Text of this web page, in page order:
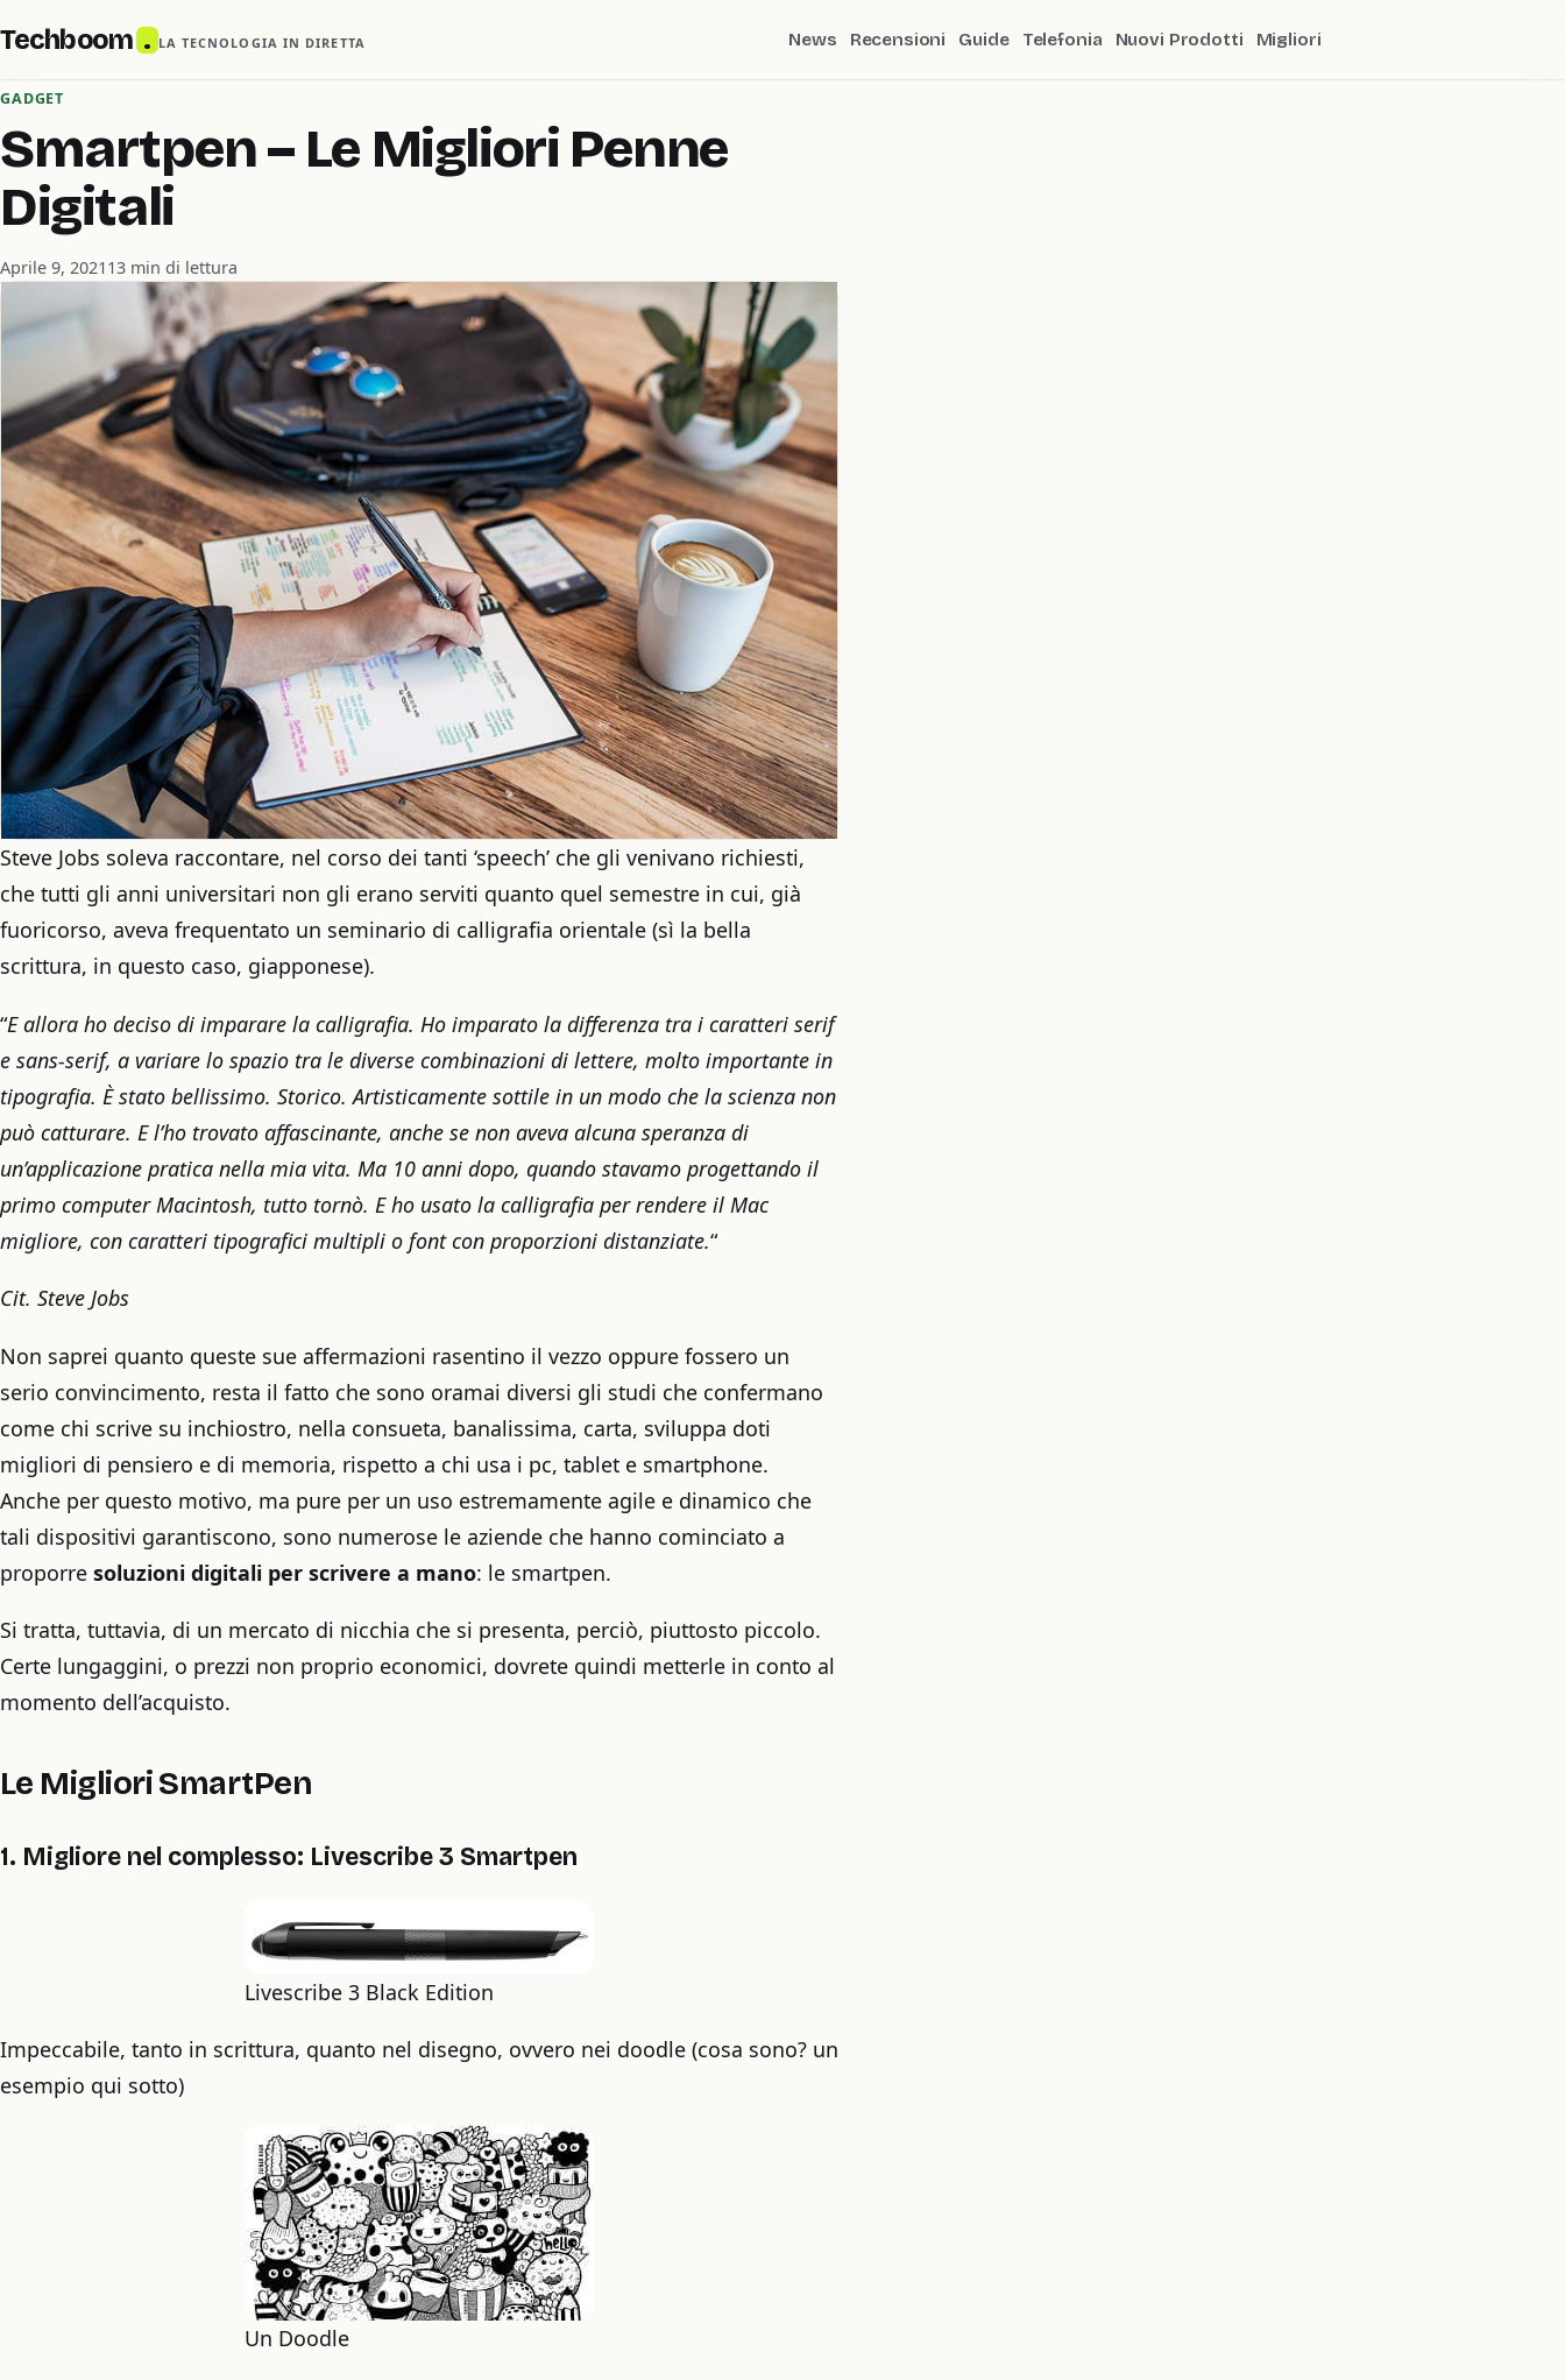
Techboom . LA TECNOLOGIA IN DIRETTA News Recensioni Guide Telefonia Nuovi Prodotti Migliori
GADGET
Smartpen – Le Migliori Penne
Digitali
Aprile 9, 2021 13 min di lettura
Steve Jobs soleva raccontare, nel corso dei tanti ‘speech’ che gli venivano richiesti,
che tutti gli anni universitari non gli erano serviti quanto quel semestre in cui, già
fuoricorso, aveva frequentato un seminario di calligrafia orientale (sì la bella
scrittura, in questo caso, giapponese).
“E allora ho deciso di imparare la calligrafia. Ho imparato la differenza tra i caratteri serif
e sans-serif, a variare lo spazio tra le diverse combinazioni di lettere, molto importante in
tipografia. È stato bellissimo. Storico. Artisticamente sottile in un modo che la scienza non
può catturare. E l’ho trovato affascinante, anche se non aveva alcuna speranza di
un’applicazione pratica nella mia vita. Ma 10 anni dopo, quando stavamo progettando il
primo computer Macintosh, tutto tornò. E ho usato la calligrafia per rendere il Mac
migliore, con caratteri tipografici multipli o font con proporzioni distanziate.“
Cit. Steve Jobs
Non saprei quanto queste sue affermazioni rasentino il vezzo oppure fossero un
serio convincimento, resta il fatto che sono oramai diversi gli studi che confermano
come chi scrive su inchiostro, nella consueta, banalissima, carta, sviluppa doti
migliori di pensiero e di memoria, rispetto a chi usa i pc, tablet e smartphone.
Anche per questo motivo, ma pure per un uso estremamente agile e dinamico che
tali dispositivi garantiscono, sono numerose le aziende che hanno cominciato a
proporre soluzioni digitali per scrivere a mano: le smartpen.
Si tratta, tuttavia, di un mercato di nicchia che si presenta, perciò, piuttosto piccolo.
Certe lungaggini, o prezzi non proprio economici, dovrete quindi metterle in conto al
momento dell’acquisto.
Le Migliori SmartPen
1. Migliore nel complesso: Livescribe 3 Smartpen
Livescribe 3 Black Edition
Impeccabile, tanto in scrittura, quanto nel disegno, ovvero nei doodle (cosa sono? un
esempio qui sotto)
Un Doodle